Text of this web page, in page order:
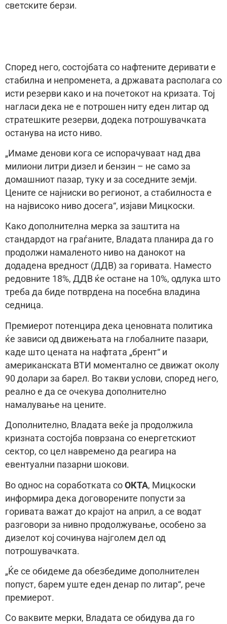
светските берзи.
Според него, состојбата со нафтените деривати е
стабилна и непроменета, а државата располага со
исти резерви како и на почетокот на кризата. Тој
нагласи дека не е потрошен ниту еден литар од
стратешките резерви, додека потрошувачката
останува на исто ниво.
„Имаме денови кога се испорачуваат над два
милиони литри дизел и бензин – не само за
домашниот пазар, туку и за соседните земји.
Цените се најниски во регионот, а стабилноста е
на највисоко ниво досега“, изјави Мицкоски.
Како дополнителна мерка за заштита на
стандардот на граѓаните, Владата планира да го
продолжи намаленото ниво на данокот на
додадена вредност (ДДВ) за горивата. Наместо
редовните 18%, ДДВ ќе остане на 10%, одлука што
треба да биде потврдена на посебна владина
седница.
Премиерот потенцира дека ценовната политика
ќе зависи од движењата на глобалните пазари,
каде што цената на нафтата „брент“ и
американската ВТИ моментално се движат околу
90 долари за барел. Во такви услови, според него,
реално е да се очекува дополнително
намалување на цените.
Дополнително, Владата веќе ја продолжила
кризната состојба поврзана со енергетскиот
сектор, со цел навремено да реагира на
евентуални пазарни шокови.
Во однос на соработката со ОКТА, Мицкоски
информира дека договорените попусти за
горивата важат до крајот на април, а се водат
разговори за нивно продолжување, особено за
дизелот кој сочинува најголем дел од
потрошувачката.
„Ќе се обидеме да обезбедиме дополнителен
попуст, барем уште еден денар по литар“, рече
премиерот.
Со ваквите мерки, Владата се обидува да го